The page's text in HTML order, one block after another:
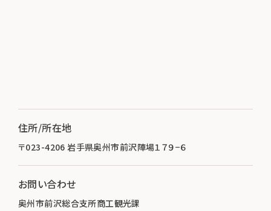
住所/所在地
〒023-4206 岩手県奥州市前沢陣場１７９−６
お問い合わせ
奥州市前沢総合支所商工観光課